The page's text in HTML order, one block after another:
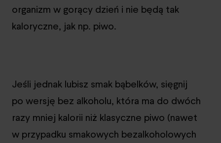
organizm w gorący dzień i nie będą tak
kaloryczne, jak np. piwo.
Jeśli jednak lubisz smak bąbelków, sięgnij
po wersję bez alkoholu, która ma do dwóch
razy mniej kalorii niż klasyczne piwo (nawet
w przypadku smakowych bezalkoholowych